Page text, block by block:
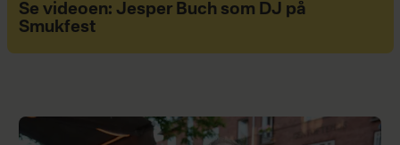
Se videoen: Jesper Buch som DJ på
Smukfest